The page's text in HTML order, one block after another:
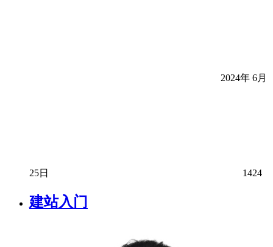
2024年 6月
25日 1424
建站入门